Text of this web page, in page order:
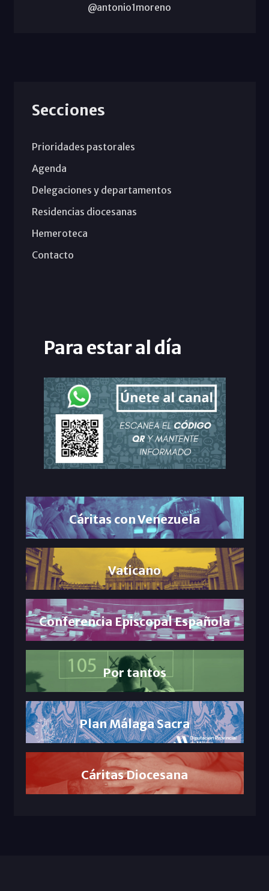
@antonio1moreno
Secciones
Prioridades pastorales
Agenda
Delegaciones y departamentos
Residencias diocesanas
Hemeroteca
Contacto
Para estar al día
Cáritas con Venezuela
Vaticano
Conferencia Episcopal Española
Por tantos
Plan Málaga Sacra
Cáritas Diocesana